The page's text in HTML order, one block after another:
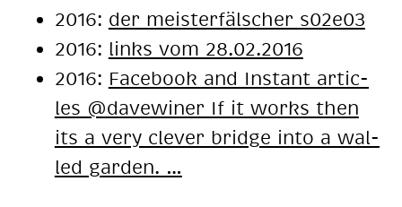
2016: der meisterfälscher s02e03
2016: links vom 28.02.2016
2016: Face­book and In­stant ar­tic­
les @da­ve­wi­ner If it works then
its a very cle­ver bridge into a wal­
led gar­den. …